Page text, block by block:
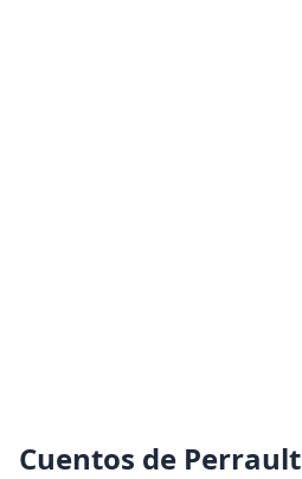
Cuentos de Perrault